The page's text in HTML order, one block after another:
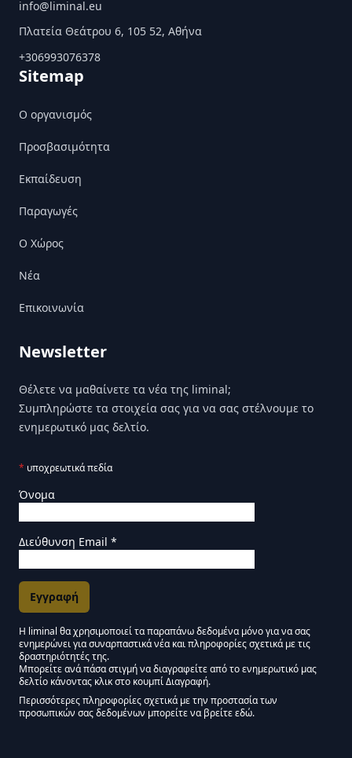
info@liminal.eu
Πλατεία Θεάτρου 6, 105 52, Αθήνα
+306993076378
Sitemap
Ο οργανισμός
Προσβασιμότητα
Εκπαίδευση
Παραγωγές
Ο Χώρος
Nέα
Επικοινωνία
Newsletter
Θέλετε να μαθαίνετε τα νέα της liminal;
Συμπληρώστε τα στοιχεία σας για να σας στέλνουμε το
ενημερωτικό μας δελτίο.
* υποχρεωτικά πεδία
Όνομα
Διεύθυνση Email *
Εγκρίσεις Μάρκετινγκ
Η liminal θα χρησιμοποιεί τα παραπάνω δεδομένα μόνο για να σας
ενημερώνει για συναρπαστικά νέα και πληροφορίες σχετικά με τις
δραστηριότητές της.
Μείνετε συντονισμένοι - Ενημερωτικό δελτίο
Μπορείτε ανά πάσα στιγμή να διαγραφείτε από το ενημερωτικό μας
δελτίο κάνοντας κλικ στο κουμπί Διαγραφή.
Περισσότερες πληροφορίες σχετικά με την προστασία των
προσωπικών σας δεδομένων μπορείτε να βρείτε εδώ.